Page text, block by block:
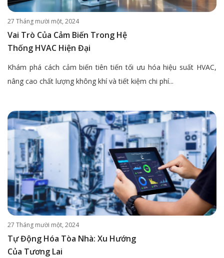
27 Tháng mười một, 2024
Vai Trò Của Cảm Biến Trong Hệ
Thống HVAC Hiện Đại
Khám phá cách cảm biến tiên tiến tối ưu hóa hiệu suất HVAC,
nâng cao chất lượng không khí và tiết kiệm chi phí...
27 Tháng mười một, 2024
Tự Động Hóa Tòa Nhà: Xu Hướng
Của Tương Lai